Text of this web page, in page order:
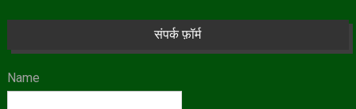
संपर्क फ़ॉर्म
Name